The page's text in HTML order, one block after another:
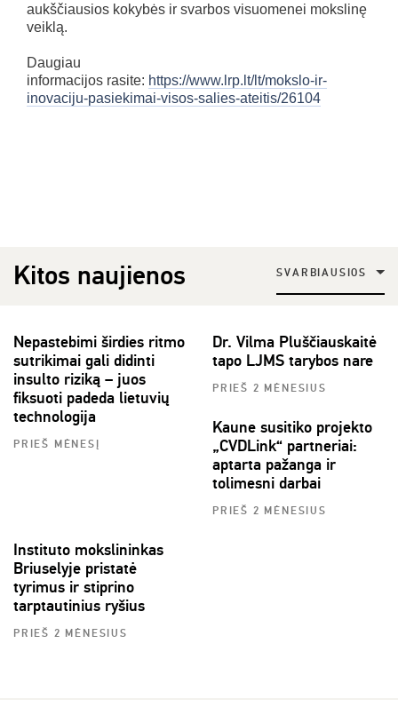
aukščiausios kokybės ir svarbos visuomenei mokslinę
veiklą.
Daugiau
informacijos rasite: https://www.lrp.lt/lt/mokslo-ir-
inovaciju-pasiekimai-visos-salies-ateitis/26104
Kitos naujienos SVARBIAUSIOS
Nepastebimi širdies ritmo
sutrikimai gali didinti
insulto riziką – juos
fiksuoti padeda lietuvių
technologija
PRIEŠ MĖNESĮ
Dr. Vilma Pluščiauskaitė
tapo LJMS tarybos nare
PRIEŠ 2 MĖNESIUS
Kaune susitiko projekto
„CVDLink“ partneriai:
aptarta pažanga ir
tolimesni darbai
PRIEŠ 2 MĖNESIUS
Instituto mokslininkas
Briuselyje pristatė
tyrimus ir stiprino
tarptautinius ryšius
PRIEŠ 2 MĖNESIUS